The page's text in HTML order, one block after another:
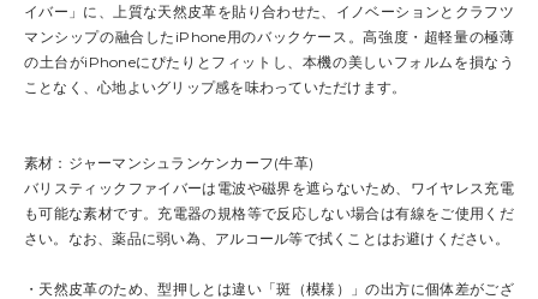
イバー」に、上質な天然皮革を貼り合わせた、イノベーションとクラフツ
マンシップの融合したiPhone用のバックケース。高強度・超軽量の極薄
の土台がiPhoneにぴたりとフィットし、本機の美しいフォルムを損なう
ことなく、心地よいグリップ感を味わっていただけます。
素材：ジャーマンシュランケンカーフ(牛革)
バリスティックファイバーは電波や磁界を遮らないため、ワイヤレス充電
も可能な素材です。充電器の規格等で反応しない場合は有線をご使用くだ
さい。なお、薬品に弱い為、アルコール等で拭くことはお避けください。
・天然皮革のため、型押しとは違い「斑（模様）」の出方に個体差がござ